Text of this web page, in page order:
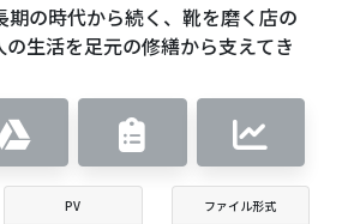
期の時代から続く、靴を磨く店の
生活を足元の修繕から支えてき
PV ファイル形式